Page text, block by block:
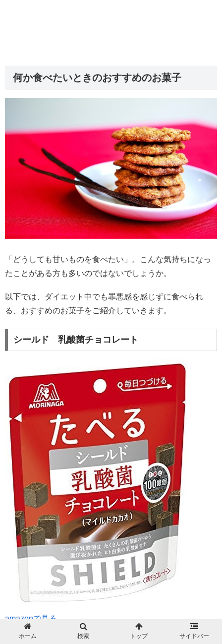
何か食べたいときのおすすめのお菓子
「どうしても甘いものを食べたい」。こんな気持ちになっ
たことがある方も多いのではないでしょうか。
以下では、ダイエット中でも罪悪感を感じずに食べられ
る、おすすめのお菓子をご紹介していきます。
シールド 乳酸菌チョコレート
amazonで見る
チョコレートはカロリーが高いからダイエット中には厳禁
ホーム 検索 トップ サイドバー